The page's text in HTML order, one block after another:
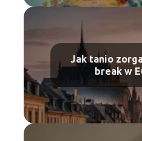
Jak tanio
break w